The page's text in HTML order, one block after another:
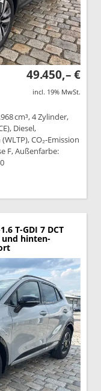
49.450,– €
incl. 19% MwSt.
cm³, 4 Zylinder,
Diesel,
CO₂-Emission
F, Außenfarbe:
T-GDI 7 DCT
und hinten-